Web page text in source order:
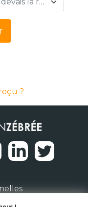
?